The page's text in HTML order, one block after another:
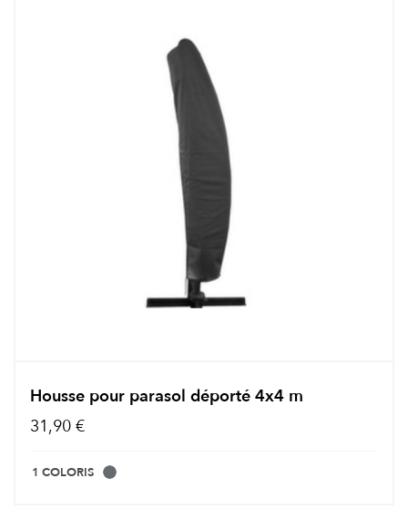
Housse pour parasol déporté 4x4 m
31,90 €
1 COLORIS